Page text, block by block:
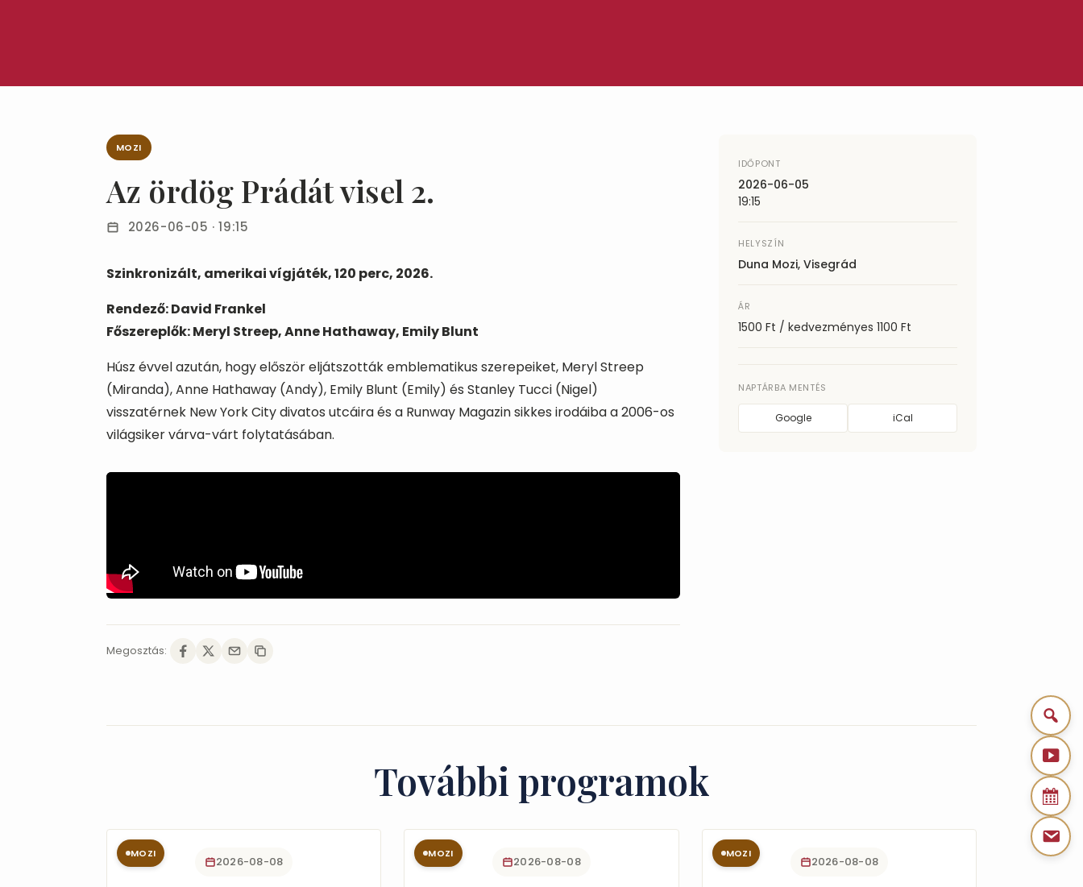
MOZI
Az ördög Prádát visel 2.
2026-06-05 · 19:15
Szinkronizált, amerikai vígjáték, 120 perc, 2026.
Rendező: David Frankel
Főszereplők: Meryl Streep, Anne Hathaway, Emily Blunt
Húsz évvel azután, hogy először eljátszották emblematikus szerepeiket, Meryl Streep
(Miranda), Anne Hathaway (Andy), Emily Blunt (Emily) és Stanley Tucci (Nigel)
visszatérnek New York City divatos utcáira és a Runway Magazin sikkes irodáiba a 2006-os
világsiker várva-várt folytatásában.
Megosztás:
IDŐPONT
2026-06-05
19:15
HELYSZÍN
Duna Mozi, Visegrád
ÁR
1500 Ft / kedvezményes 1100 Ft
NAPTÁRBA MENTÉS
Google iCal
További programok
MOZI
2026-08-08
MOZI
2026-08-08
MOZI
2026-08-08